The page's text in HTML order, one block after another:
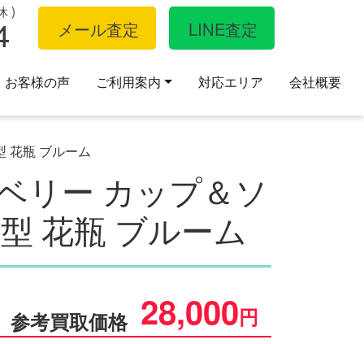
お客様の声 ご利用案内 対応エリア 会社概要
)
メール査定 LINE査定
花瓶 ブルーム
リー カップ＆ソ
花瓶 ブルーム
参考買取価格 28,000円